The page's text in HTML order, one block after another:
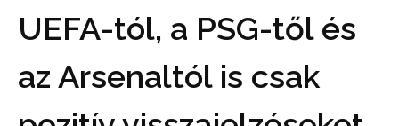
UEFA-tól, a PSG-től és
az Arsenaltól is csak